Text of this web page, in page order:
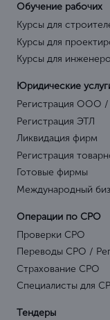
Обучение рабочих
Курсы для
Курсы для
Курсы для
Юридические
Регистрация ООО
Регистрация ЭТЛ
Ликвидация фирм
Регистрация
Готовые фирмы
Международный
Операции по СРО
Проверки СРО
Переводы СРО /
Страхование СРО
Специалисты для
Тендеры